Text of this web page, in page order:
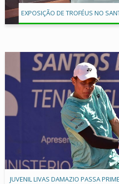
EXPOSIÇÃO DE TROFÉUS NO
JUVENIL LIVAS DAMAZIO PASSA